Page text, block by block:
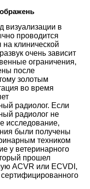
визуализации в
проводится
клинической
очень зависит
ограничения,
после
золотым
во время
радиолог. Если
радиолог не
исследование,
были получены
техником
у ветеринарного
прошел
ACVR или ECVDI,